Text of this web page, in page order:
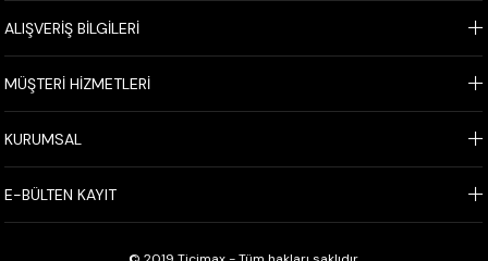
ALIŞVERİŞ BİLGİLERİ
MÜŞTERİ HİZMETLERİ
KURUMSAL
E-BÜLTEN KAYIT